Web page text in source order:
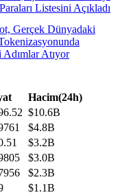
Listesini Açıkladı
Gerçek Dünyadaki
Adımlar Atıyor
Hacim(24h)
$10.6B
$4.8B
$3.2B
$3.0B
$2.3B
$1.1B